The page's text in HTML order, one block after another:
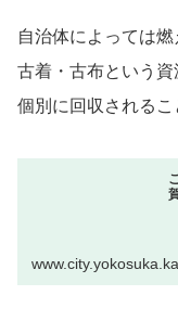
自治体によっては燃
古着・古布という
個別に回収されるこ